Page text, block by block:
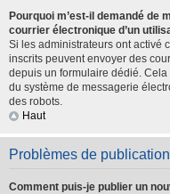
Pourquoi m’est-il demandé de
courrier électronique d’un
Si les administrateurs ont activé
inscrits peuvent envoyer des
depuis un formulaire dédié.
du système de messagerie
des robots.
Haut
Problèmes de publication
Comment puis-je publier un